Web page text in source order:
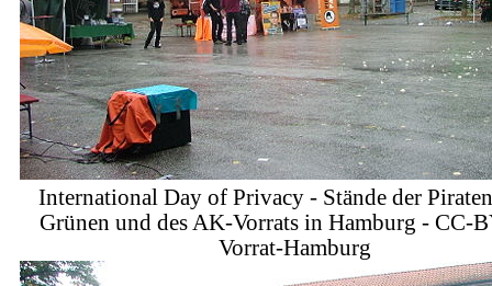
International Day of Privacy - Stände der
Grünen und des AK-Vorrats in Hamburg - CC-
Vorrat-Hamburg